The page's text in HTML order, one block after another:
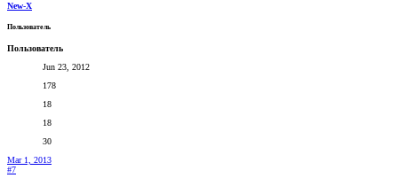
New-X
Пользователь
Пользователь
Jun 23, 2012
178
18
18
30
Mar 1, 2013
#7